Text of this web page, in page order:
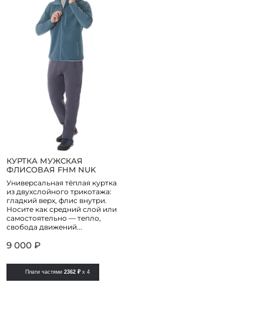
КУРТКА МУЖСКАЯ
ФЛИСОВАЯ FHM NUK
Универсальная тёплая куртка
из двухслойного трикотажа:
гладкий верх, флис внутри.
Носите как средний слой или
самостоятельно — тепло,
свобода движений...
9 000 ₽
Плати частями2362 ₽ x 4